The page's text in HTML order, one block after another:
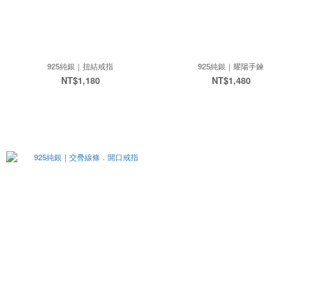
925純銀｜扭結戒指
NT$1,180
925純銀｜耀陽手鍊
NT$1,480